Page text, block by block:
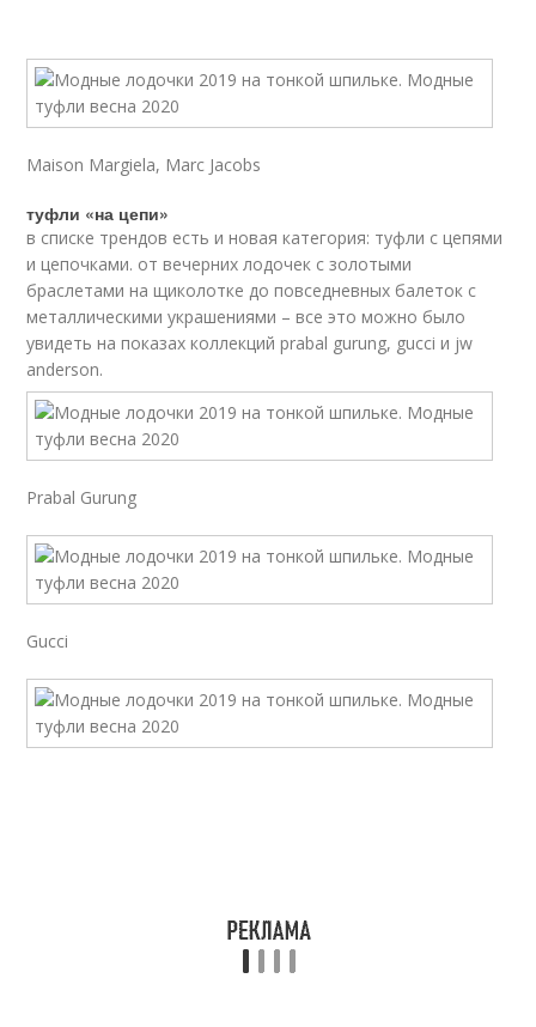
Maison Margiela, Marc Jacobs
туфли «на цепи»
в списке трендов есть и новая категория: туфли с цепями
и цепочками. от вечерних лодочек с золотыми
браслетами на щиколотке до повседневных балеток с
металлическими украшениями – все это можно было
увидеть на показах коллекций prabal gurung, gucci и jw
anderson.
Prabal Gurung
Gucci